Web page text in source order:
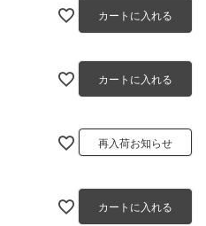
カートに入れる
カートに入れる
再入荷お知らせ
カートに入れる